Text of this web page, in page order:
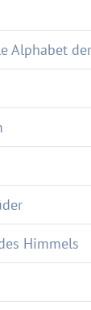
Alphabet
Himmels